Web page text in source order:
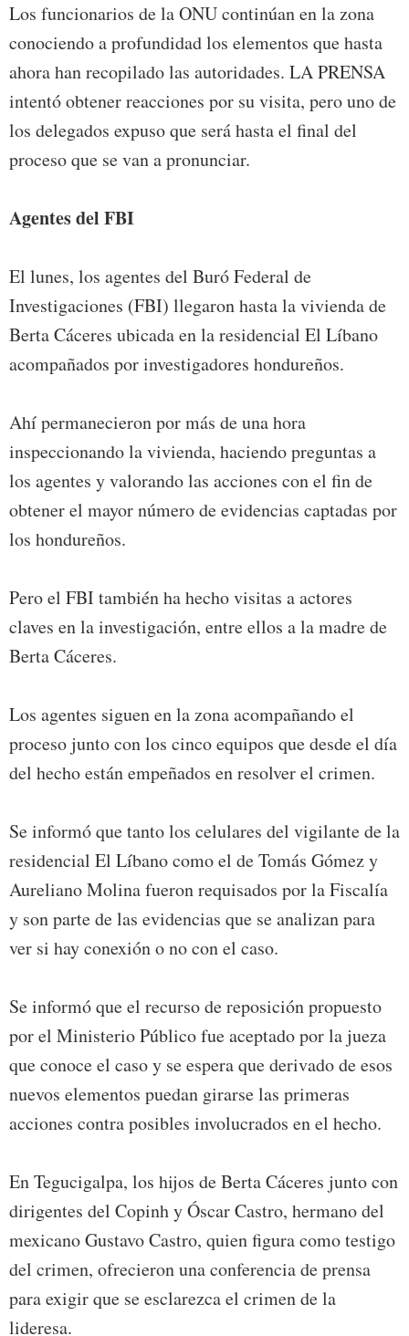
Los funcionarios de la ONU continúan en la zona
conociendo a profundidad los elementos que hasta
ahora han recopilado las autoridades. LA PRENSA
intentó obtener reacciones por su visita, pero uno de
los delegados expuso que será hasta el final del
proceso que se van a pronunciar.
Agentes del FBI
El lunes, los agentes del Buró Federal de
Investigaciones (FBI) llegaron hasta la vivienda de
Berta Cáceres ubicada en la residencial El Líbano
acompañados por investigadores hondureños.
Ahí permanecieron por más de una hora
inspeccionando la vivienda, haciendo preguntas a
los agentes y valorando las acciones con el fin de
obtener el mayor número de evidencias captadas por
los hondureños.
Pero el FBI también ha hecho visitas a actores
claves en la investigación, entre ellos a la madre de
Berta Cáceres.
Los agentes siguen en la zona acompañando el
proceso junto con los cinco equipos que desde el día
del hecho están empeñados en resolver el crimen.
Se informó que tanto los celulares del vigilante de la
residencial El Líbano como el de Tomás Gómez y
Aureliano Molina fueron requisados por la Fiscalía
y son parte de las evidencias que se analizan para
ver si hay conexión o no con el caso.
Se informó que el recurso de reposición propuesto
por el Ministerio Público fue aceptado por la jueza
que conoce el caso y se espera que derivado de esos
nuevos elementos puedan girarse las primeras
acciones contra posibles involucrados en el hecho.
En Tegucigalpa, los hijos de Berta Cáceres junto con
dirigentes del Copinh y Óscar Castro, hermano del
mexicano Gustavo Castro, quien figura como testigo
del crimen, ofrecieron una conferencia de prensa
para exigir que se esclarezca el crimen de la
lideresa.